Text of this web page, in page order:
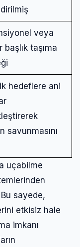
veya
başlık taşıma
hedeflere ani
savunmasını
uçabilme
sayede,
etkisiz hale
imkanı